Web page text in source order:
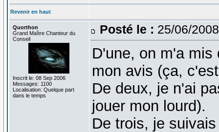
Revenir en haut
Quorthon
Grand Maître Chanteur du
Conseil
Inscrit le: 08 Sep 2006
Messages: 1100
Localisation: Quelque part
dans le temps
Posté le : 25/06/
D'une, on m'a mis
mon avis (ça,
De deux, je n'ai
jouer mon lourd).
De trois, je